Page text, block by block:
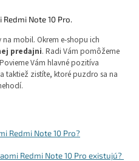
l
á
d
a
c
i
e
k
y
v
Note 10 Pro.
mobil. Okrem e-shopu ich
predajni. Radi Vám pomôžeme
Vám hlavné pozitíva
zistíte, ktoré puzdro sa na
Redmi Note 10 Pro?
Redmi Note 10 Pro existujú?